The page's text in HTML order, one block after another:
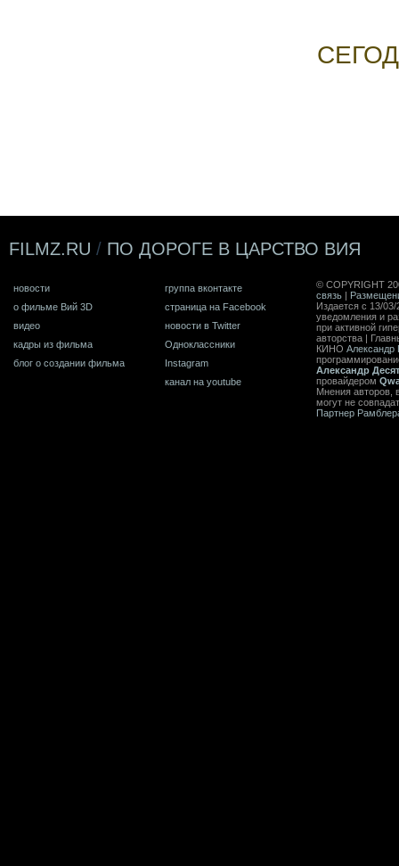
FILMZ.RU / ПО ДОРОГЕ В ЦАРСТВО ВИЯ
новости
о фильме Вий 3D
видео
кадры из фильма
блог о создании фильма
группа вконтакте
страница на Facebook
новости в Twitter
Одноклассники
Instagram
канал на youtube
© COPYRIGHT
связь |
Издается с 13/
уведомления и
при активной
авторства |
КИНО Александр
Александр
провайдером
Мнения авторов,
могут не
Партнер